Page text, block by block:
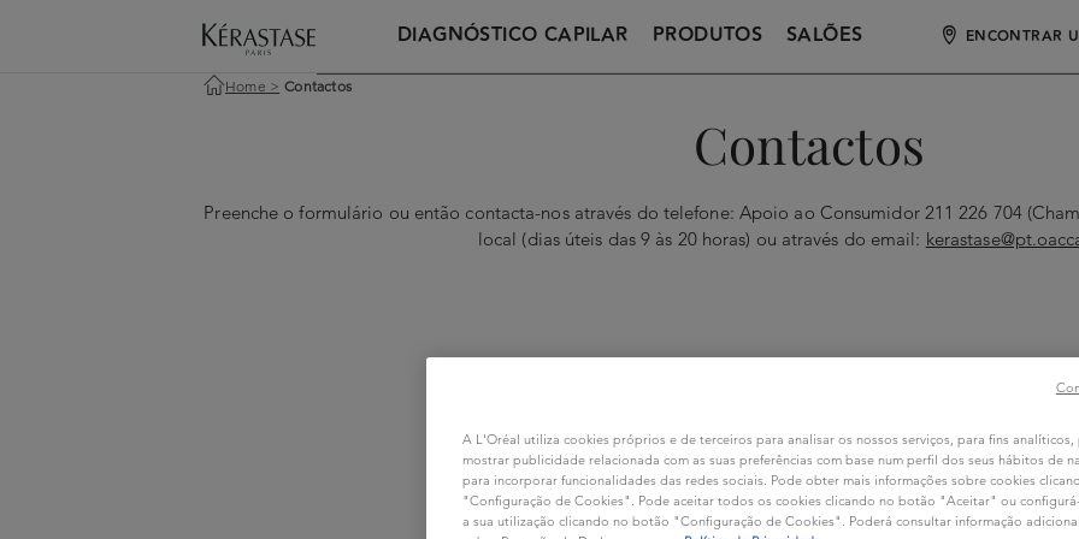
DIAGNÓSTICO CAPILAR PRODUTOS SALÕES ENCONTRAR
Home > Contactos
Contactos
Preenche o formulário ou então contacta-nos através do telefone: Apoio ao Consumidor 211 226 704
local (dias úteis das 9 às 20 horas) ou através do email:
A L'Oréal utiliza cookies próprios e de terceiros para analisar os nossos serviços, para fins analíticos,
mostrar publicidade relacionada com as suas preferências com base num perfil dos seus hábitos de
para incorporar funcionalidades das redes sociais. Pode obter mais informações sobre cookies
"Configuração de Cookies". Pode aceitar todos os cookies clicando no botão "Aceitar" ou
a sua utilização clicando no botão "Configuração de Cookies". Poderá consultar informação